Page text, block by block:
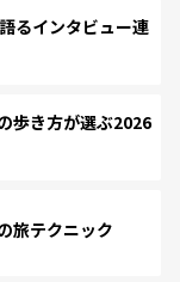
るインタビュー連
歩き方が選ぶ2026
旅テクニック